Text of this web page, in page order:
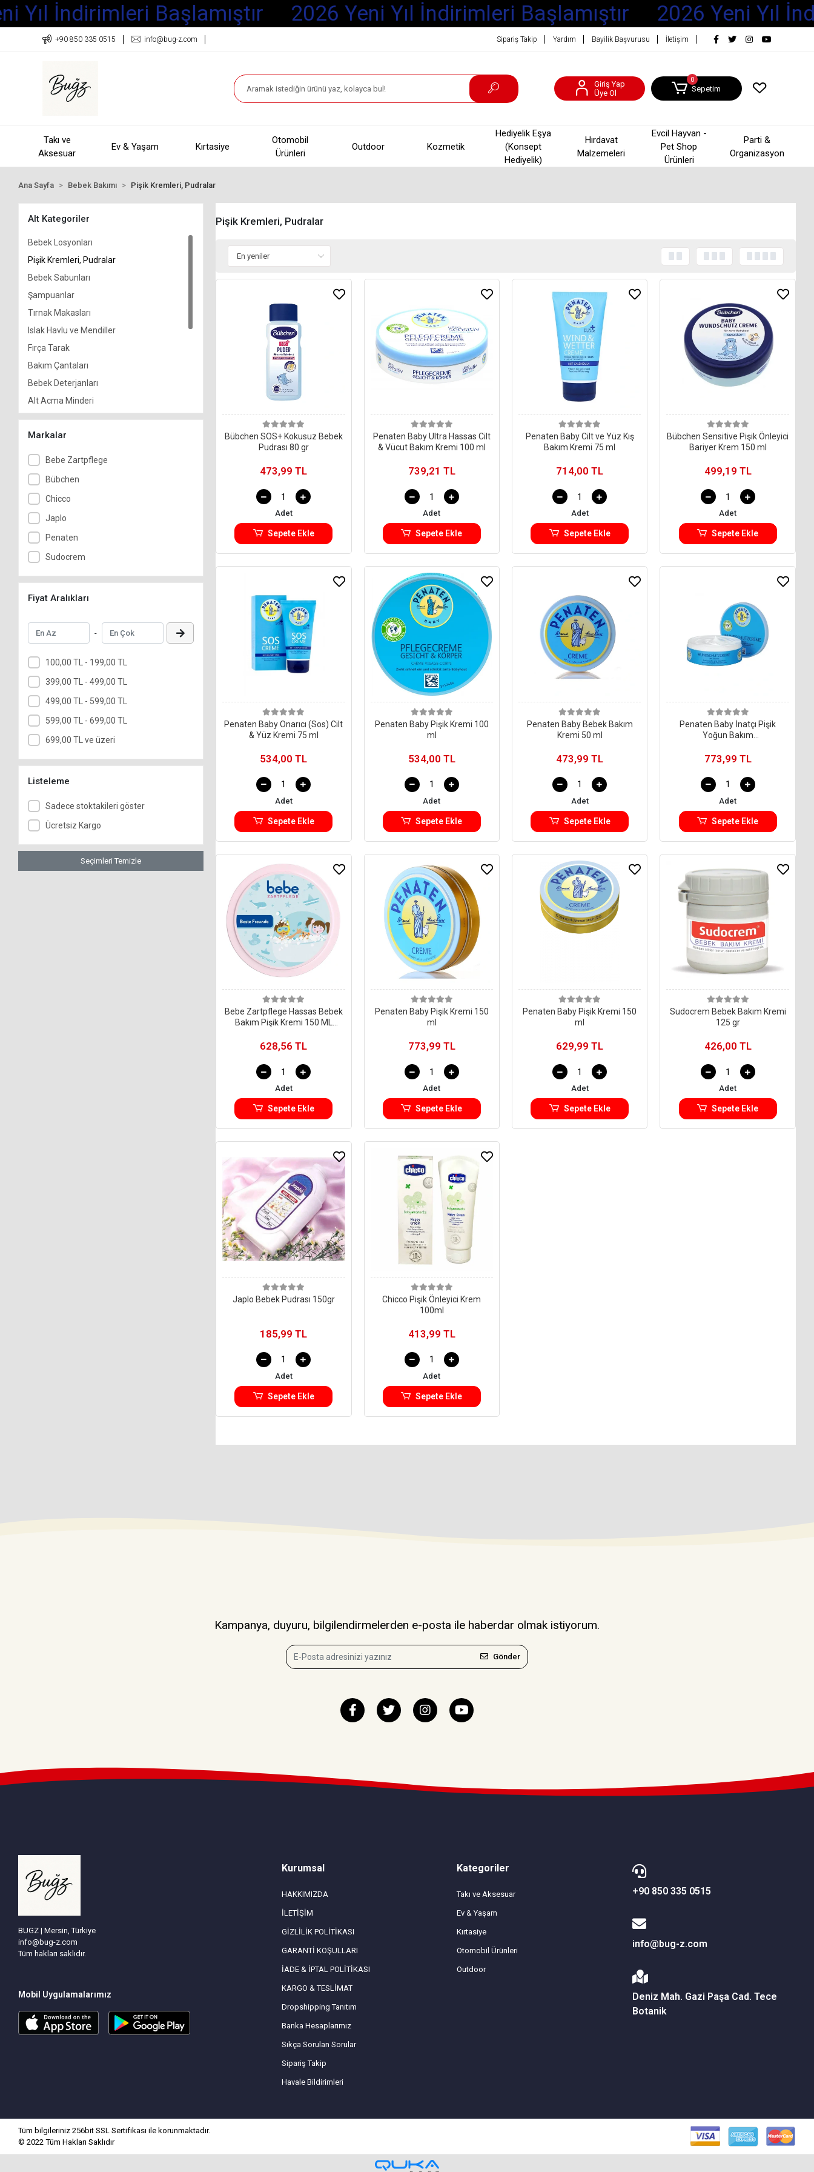
Yıl İndirimleri Başlamıştır 2026 Yeni Yıl İndirimleri Başlamıştır 2026 Yeni Yıl
+90 850 335 0515 info@bug-z.com Sipariş Takip Yardım Bayilik Başvurusu İletişim
Giriş Yap
Üye Ol
0
Sepetim
Takı ve
Aksesuar
Ev & Yaşam Kırtasiye
Otomobil
Ürünleri
Outdoor Kozmetik
Hediyelik Eşya
(Konsept
Hediyelik)
Hırdavat
Malzemeleri
Evcil Hayvan -
Pet Shop
Ürünleri
Parti &
Organizasyon
Ana Sayfa Bebek Bakımı Pişik Kremleri, Pudralar
Alt Kategoriler
Bebek Losyonları
Pişik Kremleri, Pudralar
Bebek Sabunları
Şampuanlar
Tırnak Makasları
Islak Havlu ve Mendiller
Fırça Tarak
Bakım Çantaları
Bebek Deterjanları
Alt Açma Minderi
Kulak Çubukları
Burun Pompaları
Ağız ve Diş Sağlığı
Kolonya
Bebek Bakım Kremleri
Bebek Sağlığı
Markalar
Bebe Zartpflege
Bübchen
Chicco
Japlo
Penaten
Sudocrem
Fiyat Aralıkları
-
100,00 TL - 199,00 TL
399,00 TL - 499,00 TL
499,00 TL - 599,00 TL
599,00 TL - 699,00 TL
699,00 TL ve üzeri
Listeleme
Sadece stoktakileri göster
Ücretsiz Kargo
Seçimleri Temizle
Pişik Kremleri, Pudralar
Bübchen SOS+ Kokusuz Bebek
Pudrası 80 gr
473,99 TL
Adet
Sepete Ekle
Penaten Baby Ultra Hassas Cilt
& Vücut Bakım Kremi 100 ml
739,21 TL
Adet
Sepete Ekle
Penaten Baby Cilt ve Yüz Kış
Bakım Kremi 75 ml
714,00 TL
Adet
Sepete Ekle
Bübchen Sensitive Pişik Önleyici
Bariyer Krem 150 ml
499,19 TL
Adet
Sepete Ekle
Penaten Baby Onarıcı (Sos) Cilt
& Yüz Kremi 75 ml
534,00 TL
Adet
Sepete Ekle
Penaten Baby Pişik Kremi 100
ml
534,00 TL
Adet
Sepete Ekle
Penaten Baby Bebek Bakım
Kremi 50 ml
473,99 TL
Adet
Sepete Ekle
Penaten Baby İnatçı Pişik
Yoğun Bakım
ml
773,99 TL
Adet
Sepete Ekle
Bebe Zartpflege Hassas Bebek
Bakım Pişik Kremi 150 ML
628,56 TL
Adet
Sepete Ekle
Penaten Baby Pişik Kremi 150
ml
773,99 TL
Adet
Sepete Ekle
Penaten Baby Pişik Kremi 150
ml
629,99 TL
Adet
Sepete Ekle
Sudocrem Bebek Bakım Kremi
125 gr
426,00 TL
Adet
Sepete Ekle
Japlo Bebek Pudrası 150gr
185,99 TL
Adet
Sepete Ekle
Chicco Pişik Önleyici Krem
100ml
413,99 TL
Adet
Sepete Ekle
Kampanya, duyuru, bilgilendirmelerden e-posta ile haberdar olmak istiyorum.
Gönder
BUGZ | Mersin, Türkiye
info@bug-z.com
Tüm hakları saklıdır.
Mobil Uygulamalarımız
Kurumsal
HAKKIMIZDA
İLETİŞİM
GİZLİLİK POLİTİKASI
GARANTİ KOŞULLARI
İADE & İPTAL POLİTİKASI
KARGO & TESLİMAT
Dropshipping Tanıtım
Banka Hesaplarımız
Sıkça Sorulan Sorular
Sipariş Takip
Havale Bildirimleri
Kategoriler
Takı ve Aksesuar
Ev & Yaşam
Kırtasiye
Otomobil Ürünleri
Outdoor
+90 850 335 0515
info@bug-z.com
Deniz Mah. Gazi Paşa Cad. Tece
Botanik
Tüm bilgileriniz 256bit SSL Sertifikası ile korunmaktadır.
© 2022Tüm Hakları Saklıdır